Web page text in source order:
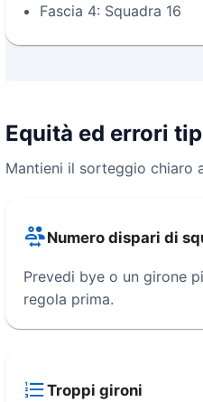
Fascia 4: Squadra 16
Equità ed errori
Mantieni il sorteggio chiaro
Numero dispari di
Prevedi bye o un girone
regola prima.
Troppi gironi